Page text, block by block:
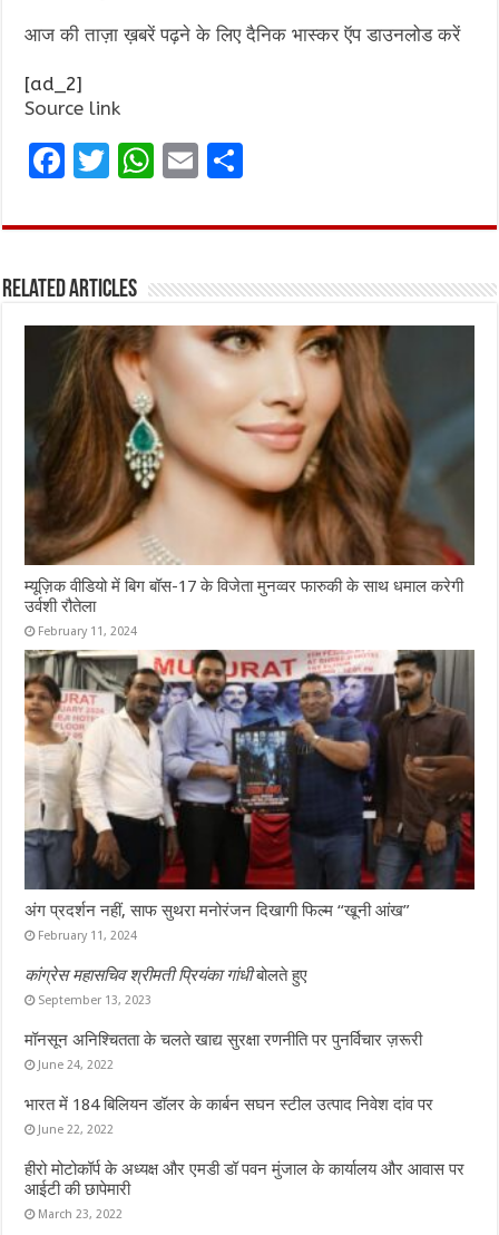
आज की ताज़ा ख़बरें पढ़ने के लिए दैनिक भास्कर ऍप डाउनलोड करें
[ad_2]
Source link
F
ce
o
o
k
T
it
r
W
at
A
p
p
E
ai ar
Related Articles
म्यूज़िक वीडियो में बिग बॉस-17 के विजेता मुनव्वर फारुकी के साथ धमाल करेगी
उर्वशी रौतेला
February 11, 2024
अंग प्रदर्शन नहीं, साफ सुथरा मनोरंजन दिखागी फिल्म “खूनी आंख”
February 11, 2024
कांग्रेस महासचिव श्रीमती प्रियंका गांधीबोलते हुए
September 13, 2023
मॉनसून अनिश्चितता के चलते खाद्य सुरक्षा रणनीति पर पुनर्विचार ज़रूरी
June 24, 2022
भारत में 184 बिलियन डॉलर के कार्बन सघन स्टील उत्पाद निवेश दांव पर
June 22, 2022
हीरो मोटोकॉर्प के अध्यक्ष और एमडी डॉ पवन मुंजाल के कार्यालय और आवास पर
आईटी की छापेमारी
March 23, 2022